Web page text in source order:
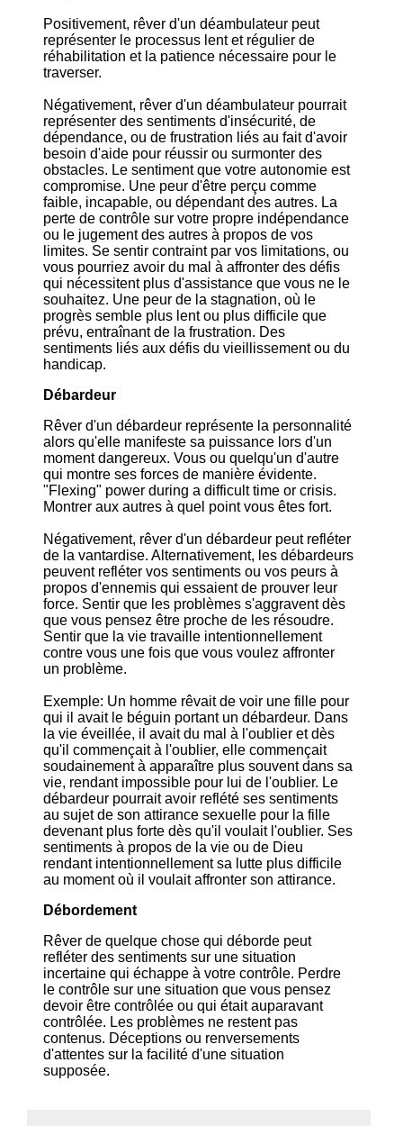
Positivement, rêver d'un déambulateur peut
représenter le processus lent et régulier de
réhabilitation et la patience nécessaire pour le
traverser.
Négativement, rêver d'un déambulateur pourrait
représenter des sentiments d'insécurité, de
dépendance, ou de frustration liés au fait d'avoir
besoin d'aide pour réussir ou surmonter des
obstacles. Le sentiment que votre autonomie est
compromise. Une peur d'être perçu comme
faible, incapable, ou dépendant des autres. La
perte de contrôle sur votre propre indépendance
ou le jugement des autres à propos de vos
limites. Se sentir contraint par vos limitations, ou
vous pourriez avoir du mal à affronter des défis
qui nécessitent plus d'assistance que vous ne le
souhaitez. Une peur de la stagnation, où le
progrès semble plus lent ou plus difficile que
prévu, entraînant de la frustration. Des
sentiments liés aux défis du vieillissement ou du
handicap.
Débardeur
Rêver d'un débardeur représente la personnalité
alors qu'elle manifeste sa puissance lors d'un
moment dangereux. Vous ou quelqu'un d'autre
qui montre ses forces de manière évidente.
"Flexing" power during a difficult time or crisis.
Montrer aux autres à quel point vous êtes fort.
Négativement, rêver d'un débardeur peut refléter
de la vantardise. Alternativement, les débardeurs
peuvent refléter vos sentiments ou vos peurs à
propos d'ennemis qui essaient de prouver leur
force. Sentir que les problèmes s'aggravent dès
que vous pensez être proche de les résoudre.
Sentir que la vie travaille intentionnellement
contre vous une fois que vous voulez affronter
un problème.
Exemple: Un homme rêvait de voir une fille pour
qui il avait le béguin portant un débardeur. Dans
la vie éveillée, il avait du mal à l'oublier et dès
qu'il commençait à l'oublier, elle commençait
soudainement à apparaître plus souvent dans sa
vie, rendant impossible pour lui de l'oublier. Le
débardeur pourrait avoir reflété ses sentiments
au sujet de son attirance sexuelle pour la fille
devenant plus forte dès qu'il voulait l'oublier. Ses
sentiments à propos de la vie ou de Dieu
rendant intentionnellement sa lutte plus difficile
au moment où il voulait affronter son attirance.
Débordement
Rêver de quelque chose qui déborde peut
refléter des sentiments sur une situation
incertaine qui échappe à votre contrôle. Perdre
le contrôle sur une situation que vous pensez
devoir être contrôlée ou qui était auparavant
contrôlée. Les problèmes ne restent pas
contenus. Déceptions ou renversements
d'attentes sur la facilité d'une situation
supposée.